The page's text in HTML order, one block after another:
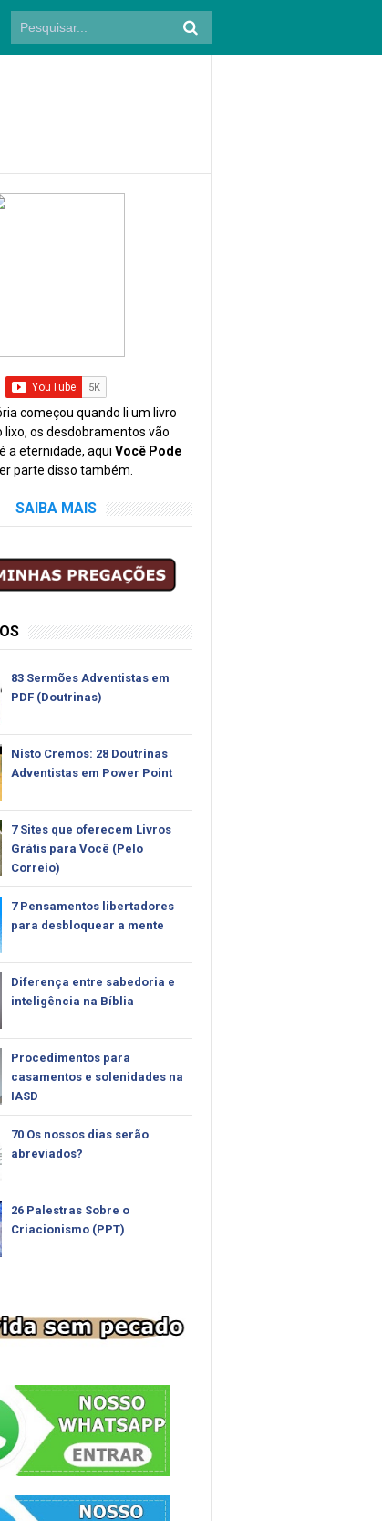
começou quando li um livro
lixo, os desdobramentos vão
a eternidade, aqui Você Pode
parte disso também.
SAIBA MAIS
83 Sermões Adventistas em
PDF (Doutrinas)
Nisto Cremos: 28 Doutrinas
Adventistas em Power Point
7 Sites que oferecem Livros
Grátis para Você (Pelo
Correio)
7 Pensamentos libertadores
para desbloquear a mente
Diferença entre sabedoria e
inteligência na Bíblia
Procedimentos para
casamentos e solenidades na
IASD
70 Os nossos dias serão
abreviados?
26 Palestras Sobre o
Criacionismo (PPT)